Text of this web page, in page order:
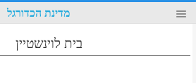
מדינת הכדורגל
בית לוינשטיין